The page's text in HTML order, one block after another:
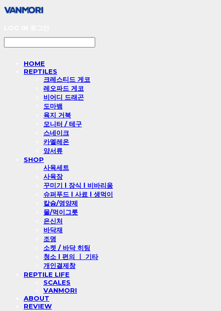
HOME
REPTILES
크레스티드 게코
레오파드 게코
비어디 드래곤
도마뱀
육지 거북
모니터 / 테구
스네이크
카멜레온
양서류
SHOP
사육세트
사육장
꾸미기 l 장식 l 비바리움
슈퍼푸드 l 사료 l 생먹이
칼슘/영양제
물/먹이그릇
은신처
바닥재
조명
소켓 / 바닥 히팅
청소 l 편의 ㅣ 기타
개인결제창
REPTILE LIFE
SCALES
VANMORI
ABOUT
REVIEW